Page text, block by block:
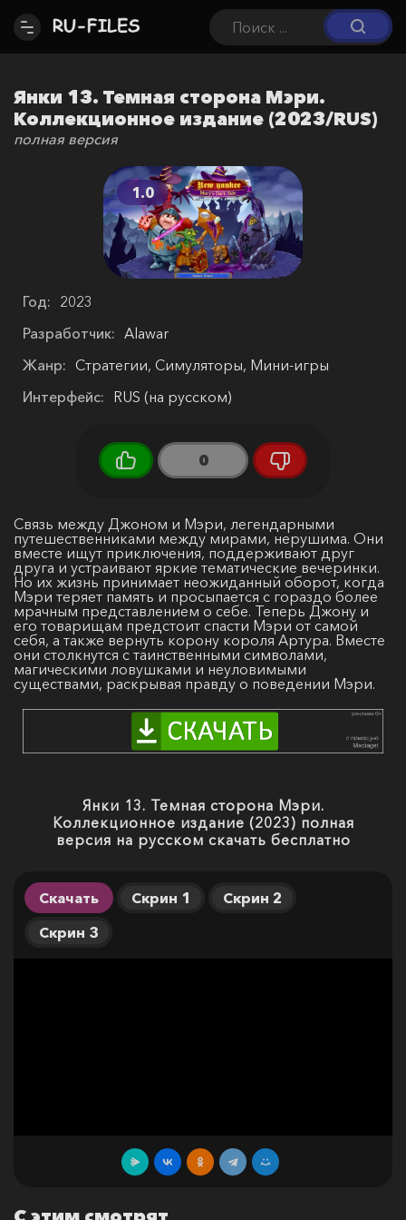
Янки 13. Темная сторона Мэри.
Коллекционное издание (2023/RUS)
полная версия
1.0
Год: 2023
Разработчик: Alawar
Жанр: Стратегии, Симуляторы, Мини-игры
Интерфейс: RUS (на русском)
0
Связь между Джоном и Мэри, легендарными
путешественниками между мирами, нерушима. Они
вместе ищут приключения, поддерживают друг
друга и устраивают яркие тематические вечеринки.
Но их жизнь принимает неожиданный оборот, когда
Мэри теряет память и просыпается с гораздо более
мрачным представлением о себе. Теперь Джону и
его товарищам предстоит спасти Мэри от самой
себя, а также вернуть корону короля Артура. Вместе
они столкнутся с таинственными символами,
магическими ловушками и неуловимыми
существами, раскрывая правду о поведении Мэри.
Янки 13. Темная сторона Мэри.
Коллекционное издание (2023) полная
версия на русском скачать бесплатно
Скачать Скрин 1
Скрин 2
Скрин 3